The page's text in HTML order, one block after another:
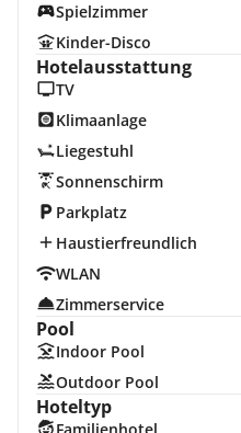
Spielzimmer
Kinder-Disco
Hotelausstattung
TV
Klimaanlage
Liegestuhl
Sonnenschirm
Parkplatz
Haustierfreundlich
WLAN
Zimmerservice
Pool
Indoor Pool
Outdoor Pool
Hoteltyp